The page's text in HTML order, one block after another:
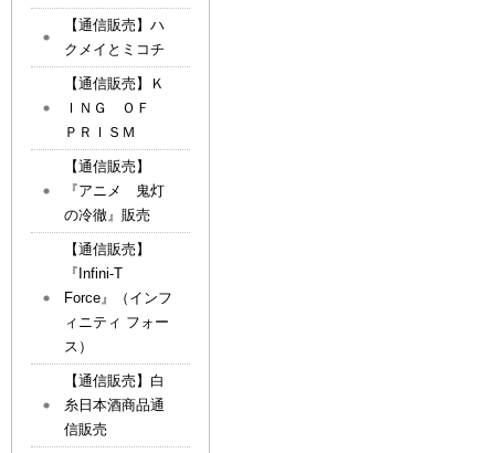
【通信販売】ハ
クメイとミコチ
【通信販売】Ｋ
ＩＮＧ ＯＦ
ＰＲＩＳＭ
【通信販売】
『アニメ 鬼灯
の冷徹』販売
【通信販売】
『Infini-T
Force』（インフ
ィニティ フォー
ス）
【通信販売】白
糸日本酒商品通
信販売